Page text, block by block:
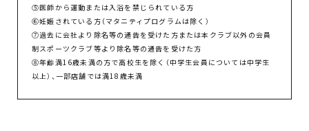
⑤医師から運動または入浴を禁じられている方
⑥妊娠されている方（マタニティプログラムは除く）
⑦過去に会社より除名等の通告を受けた方または本クラブ以外の会員
制スポーツクラブ等より除名等の通告を受けた方
⑧年齢満16歳未満の方で高校生を除く（中学生会員については中学生
以上）、一部店舗では満18歳未満